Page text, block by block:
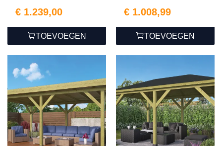
€ 1.239,00
TOEVOEGEN
€ 1.008,99
TOEVOEGEN